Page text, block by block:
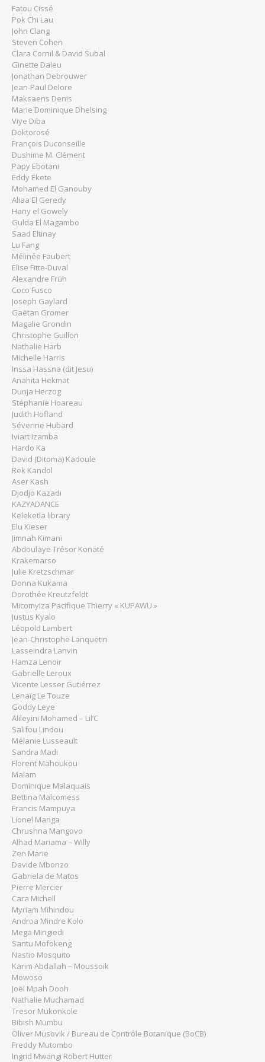
Fatou Cissé
Pok Chi Lau
John Clang
Steven Cohen
Clara Cornil & David Subal
Ginette Daleu
Jonathan Debrouwer
Jean-Paul Delore
Maksaens Denis
Marie Dominique Dhelsing
Viye Diba
Doktorosé
François Duconseille
Dushime M. Clément
Papy Ebotani
Eddy Ekete
Mohamed El Ganouby
Aliaa El Geredy
Hany el Gowely
Gulda El Magambo
Saad Eltinay
Lu Fang
Mélinée Faubert
Elise Fitte-Duval
Alexandre Früh
Coco Fusco
Joseph Gaylard
Gaëtan Gromer
Magalie Grondin
Christophe Guillon
Nathalie Harb
Michelle Harris
Inssa Hassna (dit Jesu)
Anahita Hekmat
Dunja Herzog
Stéphanie Hoareau
Judith Hofland
Séverine Hubard
Iviart Izamba
Hardo Ka
David (Ditoma) Kadoule
Rek Kandol
Aser Kash
Djodjo Kazadi
KAZYADANCE
Keleketla library
Elu Kieser
Jimnah Kimani
Abdoulaye Trésor Konaté
Krakemarso
Julie Kretzschmar
Donna Kukama
Dorothée Kreutzfeldt
Micomyiza Pacifique Thierry « KUPAWU »
Justus Kyalo
Léopold Lambert
Jean-Christophe Lanquetin
Lasseindra Lanvin
Hamza Lenoir
Gabrielle Leroux
Vicente Lesser Gutiérrez
Lenaïg Le Touze
Goddy Leye
Alileyini Mohamed – Lil’C
Salifou Lindou
Mélanie Lusseault
Sandra Madi
Florent Mahoukou
Malam
Dominique Malaquais
Bettina Malcomess
Francis Mampuya
Lionel Manga
Chrushna Mangovo
Alhad Mariama – Willy
Zen Marie
Davide Mbonzo
Gabriela de Matos
Pierre Mercier
Cara Michell
Myriam Mihindou
Androa Mindre Kolo
Mega Mingiedi
Santu Mofokeng
Nastio Mosquito
Karim Abdallah – Moussoik
Mowoso
Joël Mpah Dooh
Nathalie Muchamad
Tresor Mukonkole
Bibish Mumbu
Oliver Musovik / Bureau de Contrôle Botanique (BoCB)
Freddy Mutombo
Ingrid Mwangi Robert Hutter